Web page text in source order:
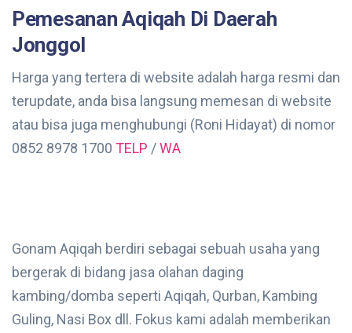
Pemesanan Aqiqah Di Daerah
Jonggol
Harga yang tertera di website adalah harga resmi dan
terupdate, anda bisa langsung memesan di website
atau bisa juga menghubungi (Roni Hidayat) di nomor
0852 8978 1700 TELP /WA
Gonam Aqiqah berdiri sebagai sebuah usaha yang
bergerak di bidang jasa olahan daging
kambing/domba seperti Aqiqah, Qurban, Kambing
Guling, Nasi Box dll. Fokus kami adalah memberikan